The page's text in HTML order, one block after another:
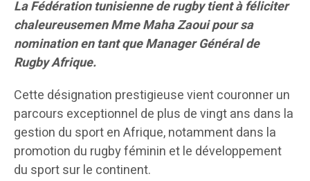
La Fédération tunisienne de rugby tient à féliciter
chaleureusemen Mme Maha Zaoui pour sa
nomination en tant que Manager Général de
Rugby Afrique.
Cette désignation prestigieuse vient couronner un
parcours exceptionnel de plus de vingt ans dans la
gestion du sport en Afrique, notamment dans la
promotion du rugby féminin et le développement
du sport sur le continent.